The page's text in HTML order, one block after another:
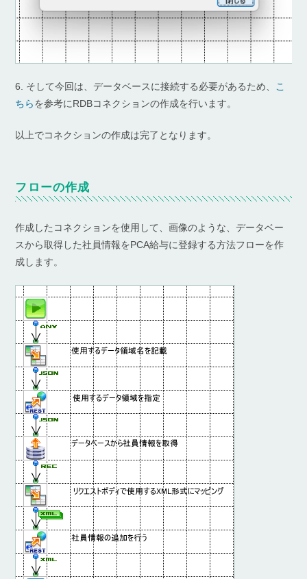
6. そして今回は、データベースに接続する必要があるため、
こ
ちらを参考にRDBコネクションの作成を行います。
以上でコネクションの作成は完了となります。
フローの作成
作成したコネクションを使用して、画像のような、データベー
スから取得した社員情報をPCA給与に登録する方法フローを作
成します。